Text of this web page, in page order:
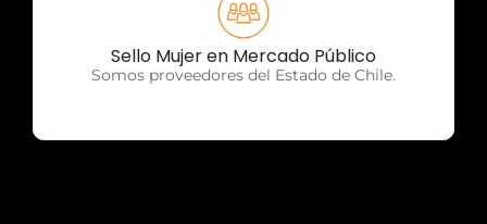
Sello Mujer en Mercado Público
Somos proveedores del Estado de Chile.
OTP Servicios